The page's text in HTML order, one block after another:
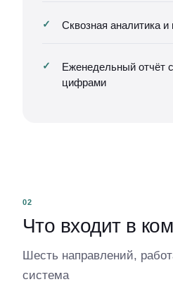
Сквозная аналитика и
Еженедельный отчёт
цифрами
02
Что входит в
Шесть направлений,
система